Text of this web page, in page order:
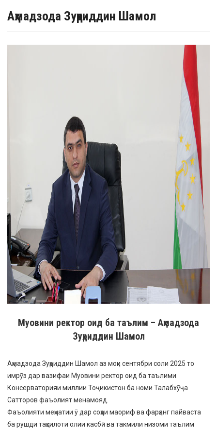
Аҳмадзода Зуҳриддин Шамол
Муовини ректор оид ба таълим – Аҳмадзода
Зуҳриддин Шамол
Аҳмадзода Зуҳриддин Шамол аз моҳи сентябри соли 2025 то
имрӯз дар вазифаи Муовини ректор оид ба таълими
Консерваторияи миллии Тоҷикистон ба номи Талабхӯҷа
Сатторов фаъолият менамояд.
Фаъолияти меҳнатии ӯ дар соҳаи маориф ва фарҳанг пайваста
ба рушди таҳсилоти олии касбӣ ва такмили низоми таълим